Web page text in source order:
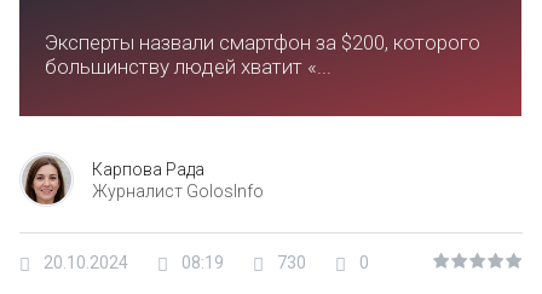
Эксперты назвали смартфон за $200, которого
большинству людей хватит «...
Карпова Рада
Журналист GolosInfo
20.10.2024 08:19 730 0